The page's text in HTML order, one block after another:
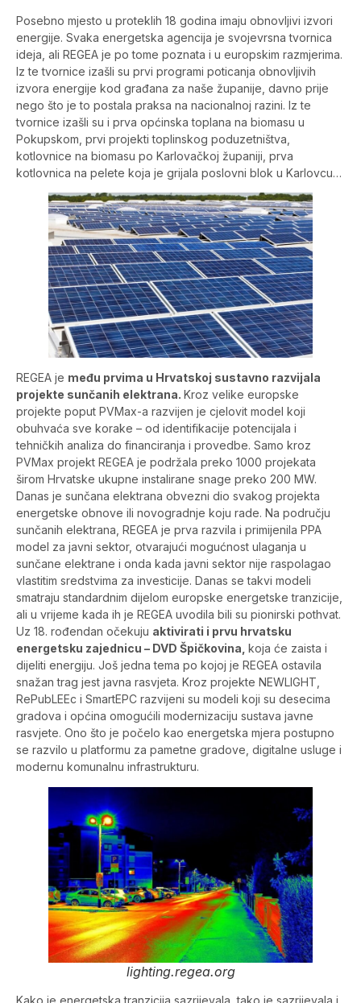
Posebno mjesto u proteklih 18 godina imaju obnovljivi izvori
energije. Svaka energetska agencija je svojevrsna tvornica
ideja, ali REGEA je po tome poznata i u europskim razmjerima.
Iz te tvornice izašli su prvi programi poticanja obnovljivih
izvora energije kod građana za naše županije, davno prije
nego što je to postala praksa na nacionalnoj razini. Iz te
tvornice izašli su i prva općinska toplana na biomasu u
Pokupskom, prvi projekti toplinskog poduzetništva,
kotlovnice na biomasu po Karlovačkoj županiji, prva
kotlovnica na pelete koja je grijala poslovni blok u Karlovcu…
REGEA je među prvima u Hrvatskoj sustavno razvijala
projekte sunčanih elektrana. Kroz velike europske
projekte poput PVMax-a razvijen je cjelovit model koji
obuhvaća sve korake – od identifikacije potencijala i
tehničkih analiza do financiranja i provedbe. Samo kroz
PVMax projekt REGEA je podržala preko 1000 projekata
širom Hrvatske ukupne instalirane snage preko 200 MW.
Danas je sunčana elektrana obvezni dio svakog projekta
energetske obnove ili novogradnje koju rade. Na području
sunčanih elektrana, REGEA je prva razvila i primijenila PPA
model za javni sektor, otvarajući mogućnost ulaganja u
sunčane elektrane i onda kada javni sektor nije raspolagao
vlastitim sredstvima za investicije. Danas se takvi modeli
smatraju standardnim dijelom europske energetske tranzicije,
ali u vrijeme kada ih je REGEA uvodila bili su pionirski pothvat.
Uz 18. rođendan očekuju aktivirati i prvu hrvatsku
energetsku zajednicu – DVD Špičkovina, koja će zaista i
dijeliti energiju. Još jedna tema po kojoj je REGEA ostavila
snažan trag jest javna rasvjeta. Kroz projekte NEWLIGHT,
RePubLEEc i SmartEPC razvijeni su modeli koji su desecima
gradova i općina omogućili modernizaciju sustava javne
rasvjete. Ono što je počelo kao energetska mjera postupno
se razvilo u platformu za pametne gradove, digitalne usluge i
modernu komunalnu infrastrukturu.
lighting.regea.org
Kako je energetska tranzicija sazrijevala, tako je sazrijevala i